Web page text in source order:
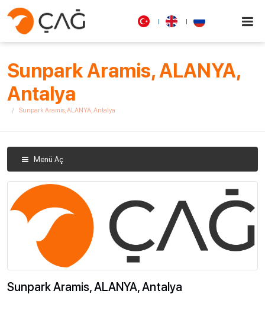
Sunpark Aramis, ALANYA,
Antalya
Sunpark Aramis, ALANYA, Antalya
Menü Aç
Sunpark Aramis, ALANYA, Antalya